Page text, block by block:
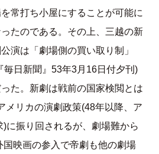
常打ち小屋にすることが可能に
ったのである。その上、三越の新
演は「劇場側の買い取り制」
毎日新聞』53年3月16日付夕刊)
った。新劇は戦前の国家検閲とは
メリカの演劇政策(48年以降、ア
)に振り回されるが、劇場難から
国映画の参入で帝劇も他の劇場